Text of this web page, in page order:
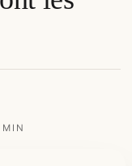
MIN